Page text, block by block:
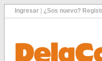
Ingresar ¿Sos nuevo?